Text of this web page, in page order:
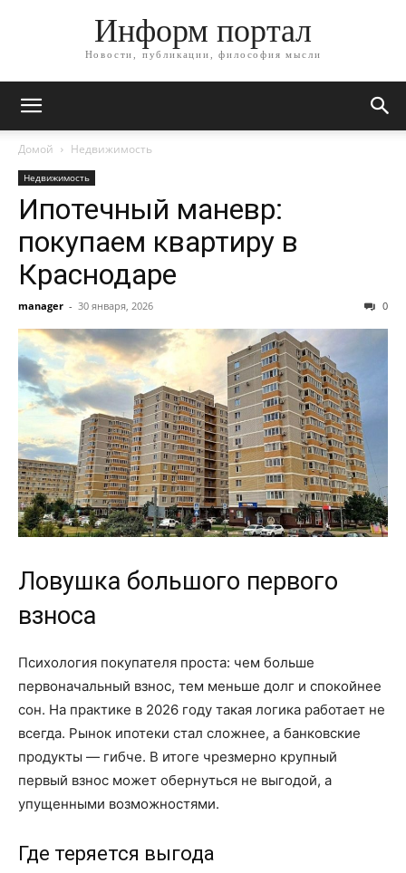
Информ портал
Новости, публикации, философия мысли
Домой Недвижимость
Недвижимость
Ипотечный маневр:
покупаем квартиру в
Краснодаре
manager - 30 января, 2026 0
Ловушка большого первого
взноса
Психология покупателя проста: чем больше
первоначальный взнос, тем меньше долг и спокойнее
сон. На практике в 2026 году такая логика работает не
всегда. Рынок ипотеки стал сложнее, а банковские
продукты — гибче. В итоге чрезмерно крупный
первый взнос может обернуться не выгодой, а
упущенными возможностями.
Где теряется выгода